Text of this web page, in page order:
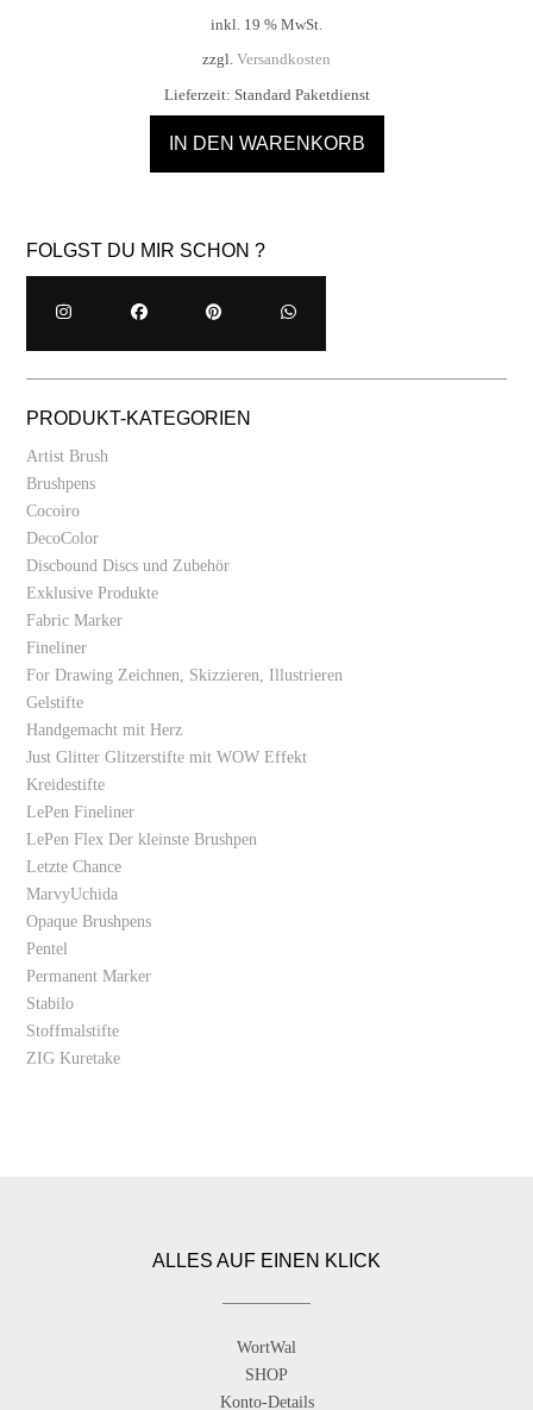
inkl. 19 % MwSt.
zzgl. Versandkosten
Lieferzeit: Standard Paketdienst
IN DEN WARENKORB
FOLGST DU MIR SCHON ?
PRODUKT-KATEGORIEN
Artist Brush
Brushpens
Cocoiro
DecoColor
Discbound Discs und Zubehör
Exklusive Produkte
Fabric Marker
Fineliner
For Drawing Zeichnen, Skizzieren, Illustrieren
Gelstifte
Handgemacht mit Herz
Just Glitter Glitzerstifte mit WOW Effekt
Kreidestifte
LePen Fineliner
LePen Flex Der kleinste Brushpen
Letzte Chance
MarvyUchida
Opaque Brushpens
Pentel
Permanent Marker
Stabilo
Stoffmalstifte
ZIG Kuretake
ALLES AUF EINEN KLICK
WortWal
SHOP
Konto-Details